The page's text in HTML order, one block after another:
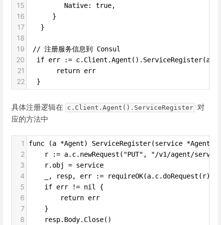
15
         Native: true,
16
      }
17
   }
18
19
// 注册服务信息到 Consul
20
if err :=
21
   return err
22
  }
具体注册逻辑在 c.Client.Agent().ServiceRegister 对
应的方法中
1 func (a *Agent) ServiceRegister(service
2 r := a.c.newRequest("PUT", "/v1/agent/
3 r.obj = service
4 _, resp, err := requireOK(a.c.doRequest(r))
5 if err != nil {
6 return err
7 }
8 resp.Body.Close()